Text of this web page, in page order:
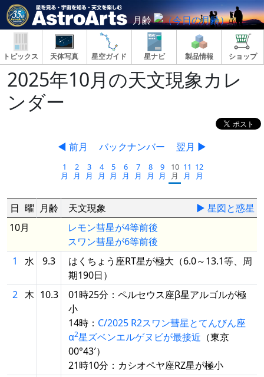
月齢
トピックス 天体写真 星空ガイド 星ナビ 製品情報 ショップ
2025年10月の天文現象カレ
ンダー
◀ 前月 バックナンバー 翌月 ▶
1
月
2
月
3
月
4
月
5
月
6
月
7
月
8
月
9
月
10
月
11
月
12
月
日 曜 月齢 天文現象
▶ 星図と惑星
10月
レモン彗星が4等前後
スワン彗星が6等前後
1
水 9.3
はくちょう座RT星が極大（6.0～13.1等、周
期190日）
2 木 10.3
01時25分：ペルセウス座β星アルゴルが極
小
14時： C/2025 R2スワン彗星とてんびん座
α2星ズベンエルゲヌビが最接近 （東京
00°43′）
21時10分：カシオペヤ座RZ星が極小